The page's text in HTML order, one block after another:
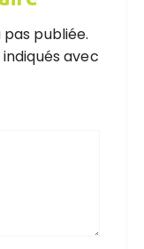
publiée.
avec